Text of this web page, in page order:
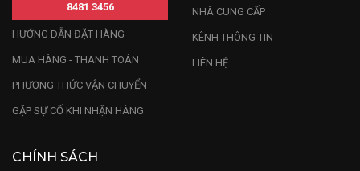
8481 3456
HƯỚNG DẪN ĐẶT HÀNG
MUA HÀNG - THANH TOÁN
PHƯƠNG THỨC VẬN CHUYỂN
GẶP SỰ CỐ KHI NHẬN HÀNG
NHÀ CUNG CẤP
KÊNH THÔNG TIN
LIÊN HỆ
CHÍNH SÁCH